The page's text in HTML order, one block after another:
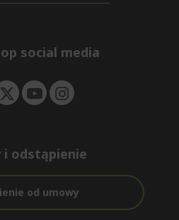
ndi
e
social media
odstąpienie
od umowy